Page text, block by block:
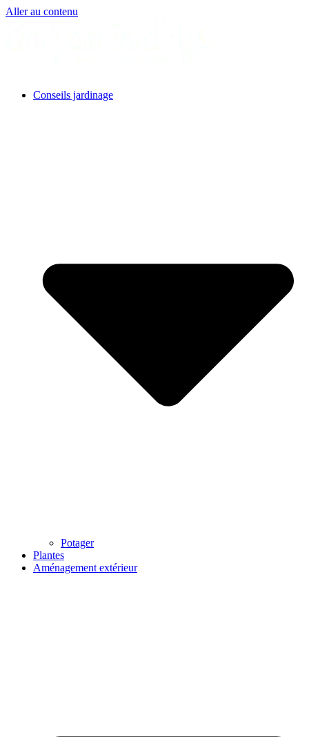
Aller au contenu
Conseils jardinage
Potager
Plantes
Aménagement extérieur